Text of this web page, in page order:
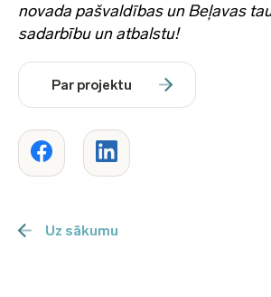
novada pašvaldības un Beļavas
sadarbību un atbalstu!
Par projektu
Uz sākumu